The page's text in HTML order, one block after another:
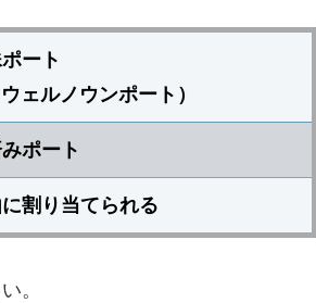
ート
ェルノウンポート）
ポート
割り当てられる
。